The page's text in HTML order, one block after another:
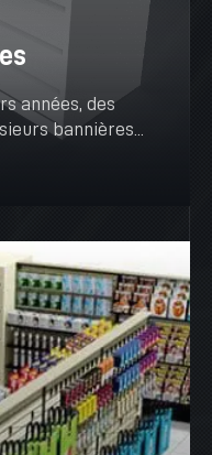
années, des
bannières...